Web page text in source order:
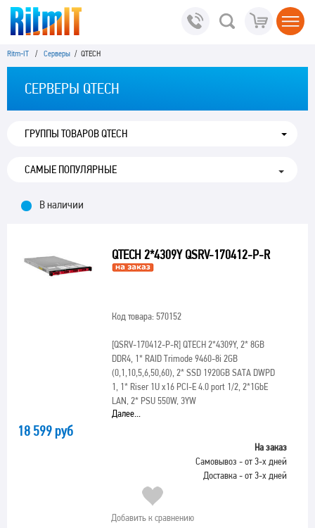
Ritm-IT / Серверы / QTECH
СЕРВЕРЫ QTECH
ГРУППЫ ТОВАРОВ QTECH
В наличии
QTECH 2*4309Y QSRV-170412-P-R
Код товара: 570152
[QSRV-170412-P-R]QTECH 2*4309Y, 2* 8GB
DDR4, 1* RAID Trimode 9460-8i 2GB
(0,1,10,5,6,50,60), 2* SSD 1920GB SATA DWPD
1, 1* Riser 1U x16 PCI-E 4.0 port 1/2, 2*1GbE
LAN, 2* PSU 550W, 3YW
Далее...
18 599 руб
На заказ
Самовывоз - от 3-х дней
Доставка - от 3-х дней
Добавить к сравнению